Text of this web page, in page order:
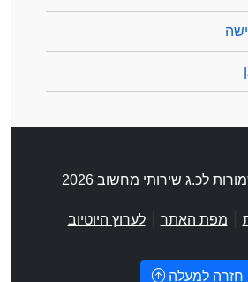
לכ.ג שירותי מחשוב 2026
מפת האתר |לערוץ היוטיוב
חזרה למעלה